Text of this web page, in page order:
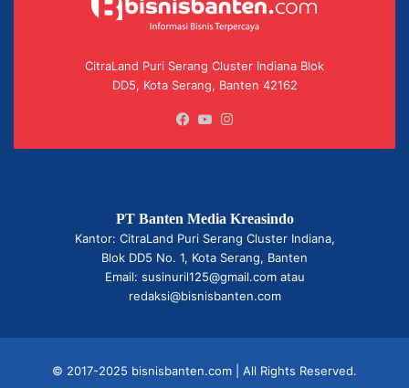
CitraLand Puri Serang Cluster Indiana Blok
DD5, Kota Serang, Banten 42162
Facebook
YouTube
PT Banten Media Kreasindo
Kantor: CitraLand Puri Serang Cluster Indiana,
Blok DD5 No. 1, Kota Serang, Banten
Email: susinuril125@gmail.com atau
redaksi@bisnisbanten.com
© 2017-2025 bisnisbanten.com | All Rights Reserved.